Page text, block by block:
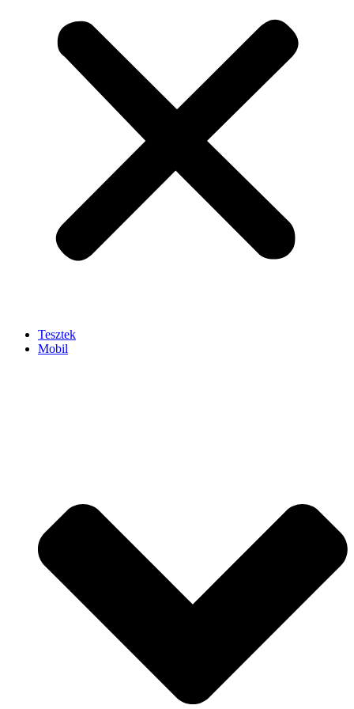
Tesztek
Mobil